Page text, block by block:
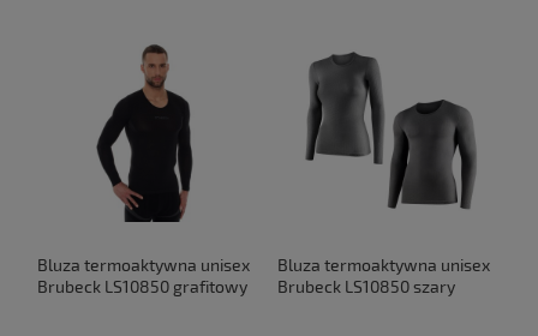
Bluza termoaktywna unisex
Brubeck LS10850 grafitowy
Bluza termoaktywna unisex
Brubeck LS10850 szary